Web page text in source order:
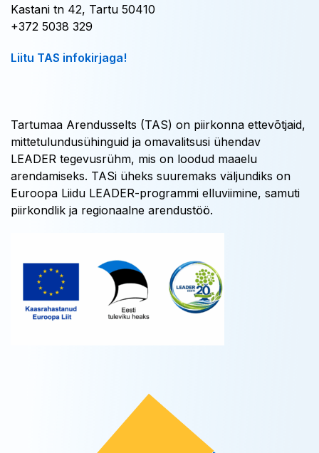
Kastani tn 42, Tartu 50410
+372 5038 329
Liitu TAS infokirjaga!
Tartumaa Arendusselts (TAS) on piirkonna ettevõtjaid,
mittetulundusühinguid ja omavalitsusi ühendav
LEADER tegevusrühm, mis on loodud maaelu
arendamiseks. TASi üheks suuremaks väljundiks on
Euroopa Liidu LEADER-programmi elluviimine, samuti
piirkondlik ja regionaalne arendustöö.